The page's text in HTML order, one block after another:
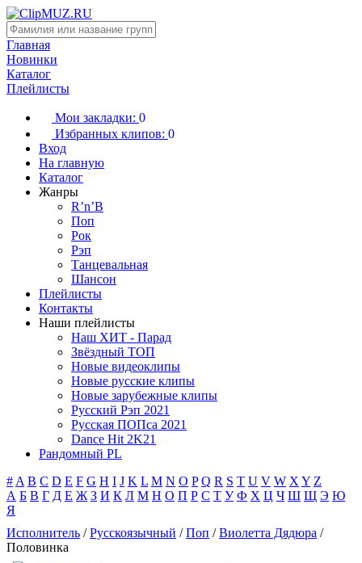
Главная
Новинки
Каталог
Плейлисты
Мои закладки: 0
Избранных клипов: 0
Вход
На главную
Каталог
Жанры
R’n’B
Поп
Рок
Рэп
Танцевальная
Шансон
Плейлисты
Контакты
Наши плейлисты
Наш ХИТ - Парад
Звёздный ТОП
Новые видеоклипы
Новые русские клипы
Новые зарубежные клипы
Русский Рэп 2021
Русская ПОПса 2021
Dance Hit 2K21
Рандомный PL
# A B C D E F G H I J K L M N O P Q R S T U V W X Y Z
А Б В Г Д Е Ж З И К Л М Н О П Р С Т У Ф Х Ц Ч Ш Щ Э Ю
Я
Исполнитель /Русскоязычный /Поп /Виолетта Дядюра /
Половинка